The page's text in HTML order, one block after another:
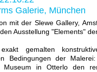
Galerie, München
mit der Slewe Gallery,
Ausstellung "Elements"
gemalten
Bedingungen der
Museum in Otterlo den